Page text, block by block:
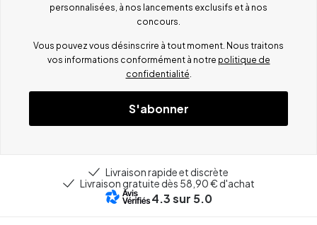
personnalisées, à nos lancements exclusifs et à nos
concours.
Vous pouvez vous désinscrire à tout moment. Nous traitons
vos informations conformément à notre politique de
confidentialité.
S'abonner
Livraison rapide et discrète
Livraison gratuite dès 58,90 € d'achat
4.3sur 5.0